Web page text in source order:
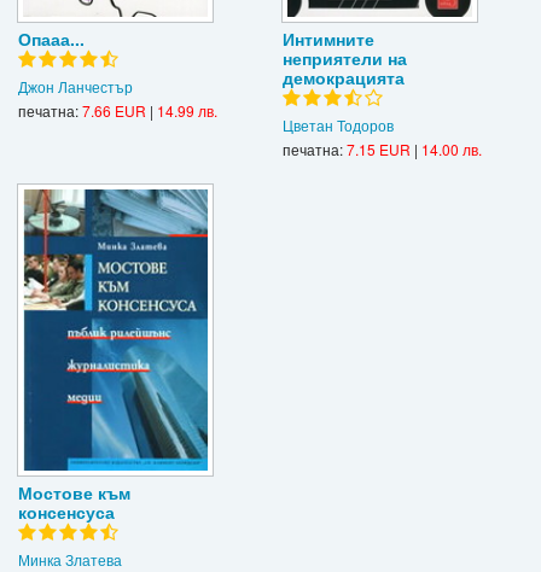
Опааа...
Джон Ланчестър
печатна:7.66 EUR | 14.99 лв.
Интимните
неприятели на
демокрацията
Цветан Тодоров
печатна:7.15 EUR | 14.00 лв.
Мостове към
консенсуса
Минка Златева